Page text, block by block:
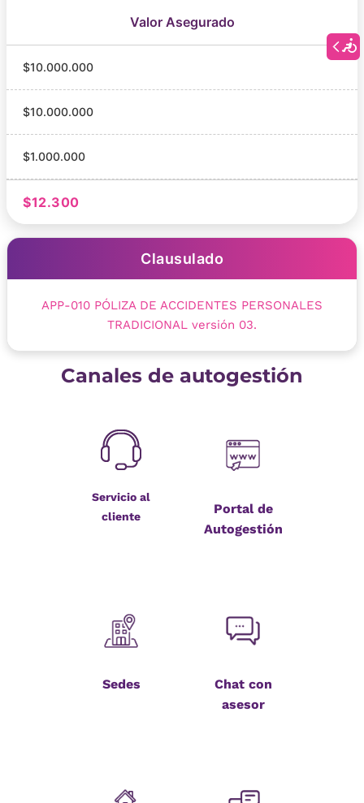
Valor Asegurado
$10.000.000
$10.000.000
$1.000.000
$12.300
Clausulado
APP-010 PÓLIZA DE ACCIDENTES PERSONALES
TRADICIONAL versión 03.
Canales de autogestión
Servicio al
cliente
Portal de
Autogestión
Sedes
Chat con
asesor